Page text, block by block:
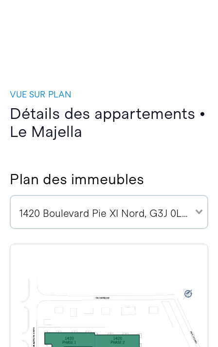
VUE SUR PLAN
Détails des appartements •
Le Majella
Plan des immeubles
1420 Boulevard Pie XI Nord, G3J 0L6 (1)